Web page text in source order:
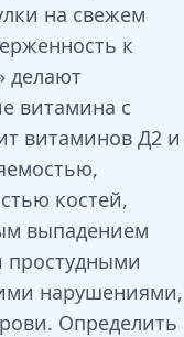
на свежем
к
делают
витамина с
витаминов Д2 и
костей,
выпадением
простудными
нарушениями,
Определить